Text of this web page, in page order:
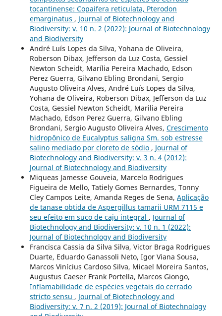
tocantinense: Copaifera reticulata, Pterodon
emarginatus , Journal of Biotechnology and
Biodiversity: v. 10 n. 2 (2022): Journal of Biotechnology
and Biodiversity
André Luís Lopes da Silva, Yohana de Oliveira,
Roberson Dibax, Jefferson da Luz Costa, Gessiel
Newton Scheidt, Marília Pereira Machado, Edson
Perez Guerra, Gilvano Ebling Brondani, Sergio
Augusto Oliveira Alves, André Luís Lopes da Silva,
Yohana de Oliveira, Roberson Dibax, Jefferson da Luz
Costa, Gessiel Newton Scheidt, Marilia Pereira
Machado, Edson Perez Guerra, Gilvano Ebling
Brondani, Sergio Augusto Oliveira Alves, Crescimento
hidropônico de Eucalyptus saligna Sm. sob estresse
salino mediado por cloreto de sódio , Journal of
Biotechnology and Biodiversity: v. 3 n. 4 (2012):
Journal of Biotechnology and Biodiversity
Miqueas Jamesse Gouveia, Marcelo Rodrigues
Figueira de Mello, Tatiely Gomes Bernardes, Tonny
Cley Campos Leite, Amanda Reges de Sena, Aplicação
de tanase obtida de Aspergillus tamarii URM 7115 e
seu efeito em suco de caju integral , Journal of
Biotechnology and Biodiversity: v. 10 n. 1 (2022):
Journal of Biotechnology and Biodiversity
Francisca Cassia da Silva Silva, Victor Braga Rodrigues
Duarte, Eduardo Ganassoli Neto, Igor Viana Sousa,
Marcos Vinícius Cardoso Silva, Micael Moreira Santos,
Augustus Caeser Frank Portella, Marcos Giongo,
Inflamabilidade de espécies vegetais do cerrado
stricto sensu , Journal of Biotechnology and
Biodiversity: v. 7 n. 2 (2019): Journal of Biotechnology